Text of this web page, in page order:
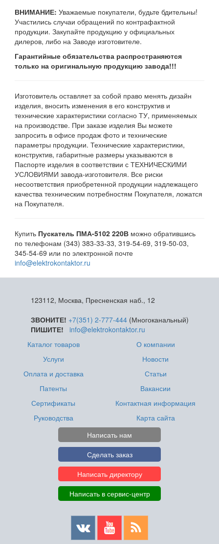
ВНИМАНИЕ: Уважаемые покупатели, будьте бдительны!
Участились случаи обращений по контрафактной
продукции. Закупайте продукцию у официальных
дилеров, либо на Заводе изготовителе.
Гарантийные обязательства распространяются
только на оригинальную продукцию завода!!!
Изготовитель оставляет за собой право менять дизайн
изделия, вносить изменения в его конструктив и
технические характеристики согласно ТУ, применяемых
на производстве. При заказе изделия Вы можете
запросить в офисе продаж фото и технические
параметры продукции. Технические характеристики,
конструктив, габаритные размеры указываются в
Паспорте изделия в соответствии с ТЕХНИЧЕСКИМИ
УСЛОВИЯМИ завода-изготовителя. Все риски
несоответствия приобретенной продукции надлежащего
качества техническим потребностям Покупателя, ложатся
на Покупателя.
Купить Пускатель ПМА-5102 220В можно обратившись
по телефонам (343) 383-33-33, 319-54-69, 319-50-03,
345-54-69 или по электронной почте
info@elektrokontaktor.ru
123112, Москва, Пресненская наб., 12
ЗВОНИТЕ! +7(351) 2-777-444(Многоканальный)
ПИШИТЕ!
info@elektrokontaktor.ru
Каталог товаров
Услуги
Оплата и доставка
Патенты
Сертификаты
Руководства
О компании
Новости
Статьи
Вакансии
Контактная информация
Карта сайта
Написать нам
Сделать заказ
Написать директору
Написать в сервис-центр